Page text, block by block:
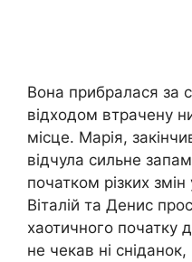
Вона прибралася за
відходом втрачену
місце. Марія,
відчула сильне
початком різких змін
Віталій та Денис
хаотичного початку
не чекав ні сніданок,